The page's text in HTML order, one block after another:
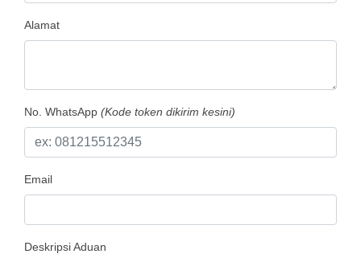
Alamat
No. WhatsApp (Kode token dikirim kesini)
Email
Deskripsi Aduan